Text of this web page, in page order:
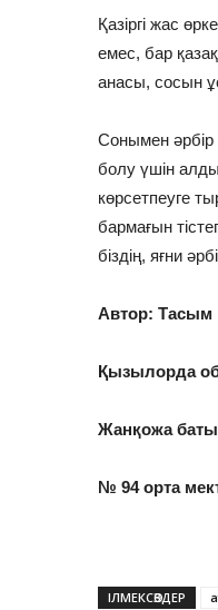
Қазіргі жас
емес, бар
анасы, сосын
Сонымен әрбір
болу үшін
көрсетпеуге
бармағын
біздің, яғни
Автор: Тасым
Қызылорда
Жанқожа
№ 94 орта
ІЛМЕКСӨЗДЕР